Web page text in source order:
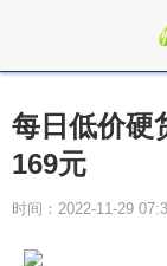
每日低价硬
169元
时间：2022-11-29